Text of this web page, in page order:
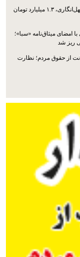
مهار آتش‌سوزی در انجیرستان‌های پلنگان نی‌ریز / سهل‌انگاری، ۱.۳ میلیارد تومان
امضای میثاق‌نامه «سبا»؛
ریز شد
از حقوق مردم؛ نظارت